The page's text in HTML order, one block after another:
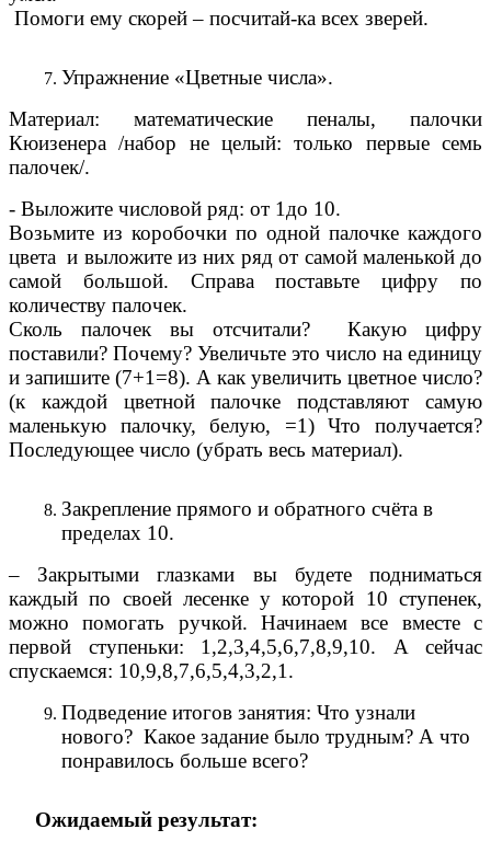
Помоги ему скорей – посчитай-ка всех зверей.
Упражнение «Цветные числа».
Материал: математические пеналы, палочки
Кюизенера /набор не целый: только первые семь
палочек/.
- Выложите числовой ряд: от 1до 10.
Возьмите из коробочки по одной палочке каждого
цвета и выложите из них ряд от самой маленькой до
самой большой. Справа поставьте цифру по
количеству палочек.
Сколь палочек вы отсчитали? Какую цифру
поставили? Почему? Увеличьте это число на единицу
и запишите (7+1=8). А как увеличить цветное число?
(к каждой цветной палочке подставляют самую
маленькую палочку, белую, =1) Что получается?
Последующее число (убрать весь материал).
Закрепление прямого и обратного счёта в
пределах 10.
– Закрытыми глазками вы будете подниматься
каждый по своей лесенке у которой 10 ступенек,
можно помогать ручкой. Начинаем все вместе с
первой ступеньки: 1,2,3,4,5,6,7,8,9,10. А сейчас
спускаемся: 10,9,8,7,6,5,4,3,2,1.
Подведение итогов занятия: Что узнали
нового? Какое задание было трудным? А что
понравилось больше всего?
Ожидаемый результат: